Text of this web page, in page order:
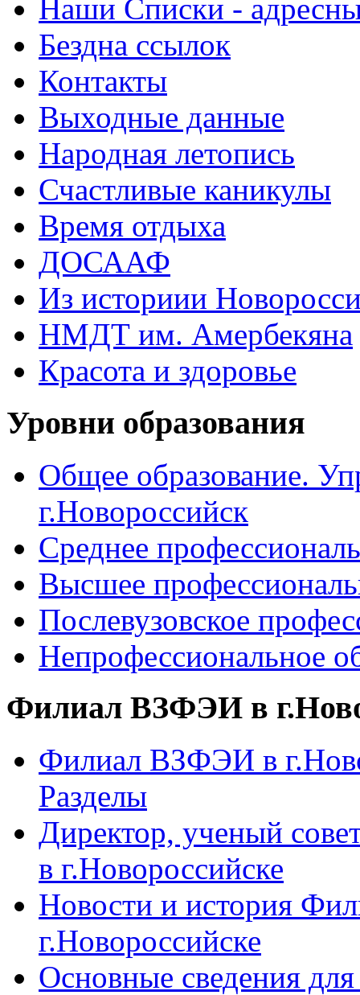
Наши Списки -
Бездна ссылок
Контакты
Выходные данные
Народная летопись
Счастливые каникулы
Время отдыха
ДОСААФ
Из историии
НМДТ им. Амербекяна
Красота и здоровье
Уровни образования
Общее образование.
г.Новороссийск
Среднее
Высшее
Послевузовское
Непрофессиональное
Филиал ВЗФЭИ в
Филиал ВЗФЭИ в
Разделы
Директор, ученый
в г.Новороссийске
Новости и история
г.Новороссийске
Основные сведения